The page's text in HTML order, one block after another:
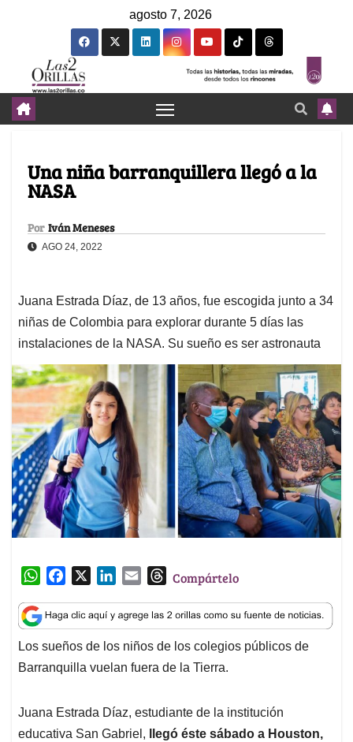
agosto 7, 2026
Una niña barranquillera llegó a la
NASA
Por Iván Meneses
AGO 24, 2022
Juana Estrada Díaz, de 13 años, fue escogida junto a 34
niñas de Colombia para explorar durante 5 días las
instalaciones de la NASA. Su sueño es ser astronauta
W
a
t
s
A
p
c
e
b
o
k
n
k
e
d
n
a
i
l
T
r
e
a
d
Compártelo
Los sueños de los niños de los colegios públicos de
Barranquilla vuelan fuera de la Tierra.
Juana Estrada Díaz, estudiante de la institución
educativa San Gabriel,
llegó éste sábado a Houston,